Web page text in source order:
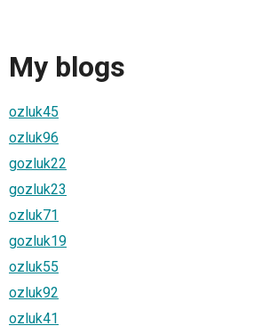
My blogs
ozluk45
ozluk96
gozluk22
gozluk23
ozluk71
gozluk19
ozluk55
ozluk92
ozluk41